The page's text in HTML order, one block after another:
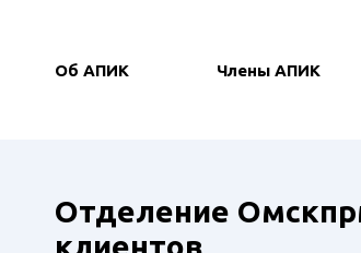
Об АПИК Члены АПИК
Отделение
клиентов